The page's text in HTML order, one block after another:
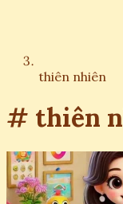
thiên nhiên
# thiên